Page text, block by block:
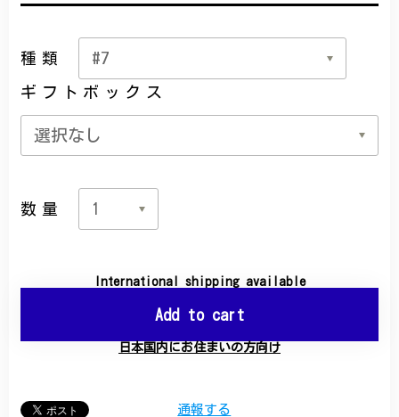
種類
ギフトボックス
数量
International shipping available
Add to cart
日本国内にお住まいの方向け
通報する